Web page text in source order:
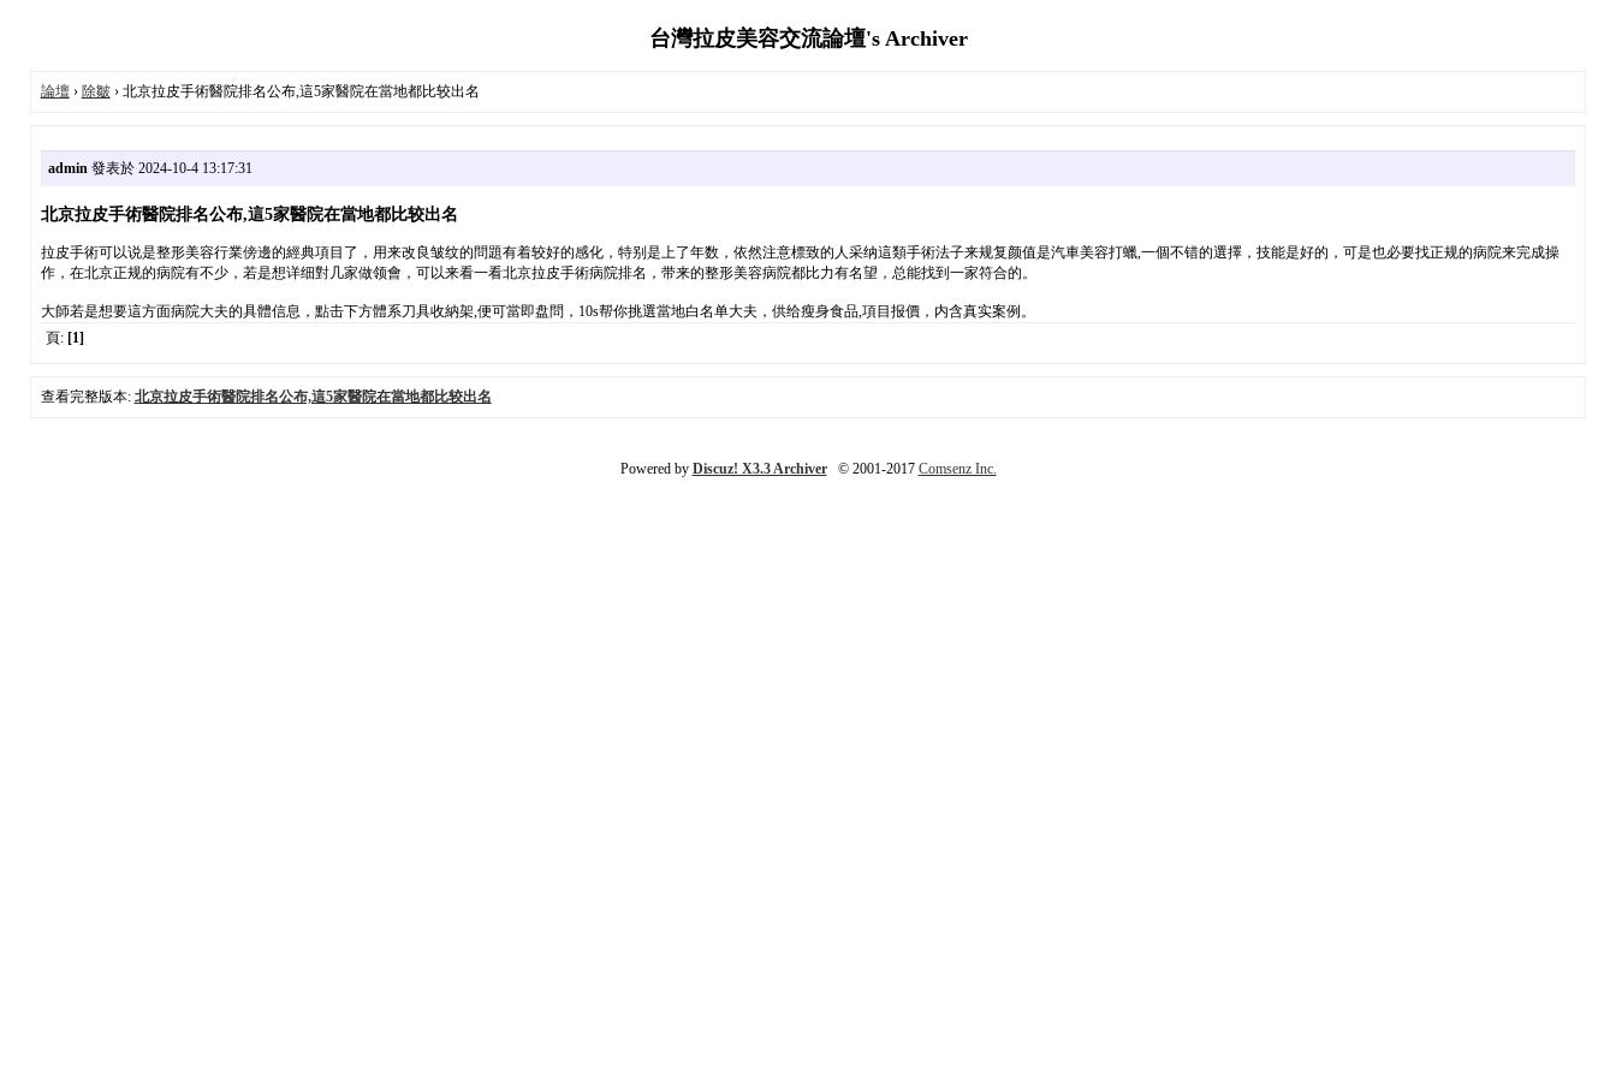
台灣拉皮美容交流論壇's Archiver
論壇› 除皺› 北京拉皮手術醫院排名公布,這5家醫院在當地都比较出名
admin發表於 2024-10-4 13:17:31
北京拉皮手術醫院排名公布,這5家醫院在當地都比较出名
拉皮手術可以说是整形美容行業傍邊的經典項目了，用来改良皱纹的問題有着较好的感化，特别是上了年数，依然注意標致的人采纳這類手術法子来规复颜值是汽車美容打蠟,一個不错的選擇，技能是好的，可是也必要找正规的病院来完成操
作，在北京正规的病院有不少，若是想详细對几家做领會，可以来看一看北京拉皮手術病院排名，带来的整形美容病院都比力有名望，总能找到一家符合的。
大師若是想要這方面病院大夫的具體信息，點击下方體系刀具收納架,便可當即盘問，10s帮你挑選當地白名单大夫，供给瘦身食品,項目报價，内含真实案例。
頁: [1]
查看完整版本: 北京拉皮手術醫院排名公布,這5家醫院在當地都比较出名
Powered by Discuz! X3.3 Archiver© 2001-2017 Comsenz Inc.